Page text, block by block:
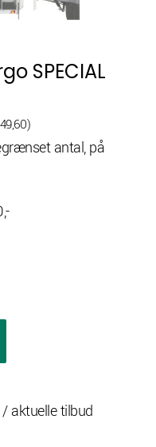
SPECIAL
)
antal, på
aktuelle tilbud